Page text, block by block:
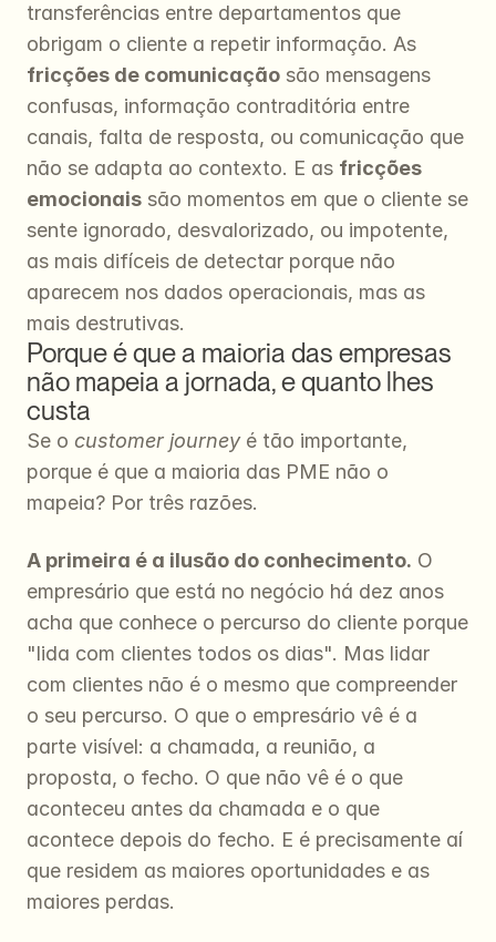
transferências entre departamentos que
fricções de comunicação são mensagens
confusas, informação contraditória entre
canais, falta de resposta, ou comunicação que
não se adapta ao contexto. E as fricções
emocionais são momentos em que o cliente se
sente ignorado, desvalorizado, ou impotente,
as mais difíceis de detectar porque não
aparecem nos dados operacionais, mas as
mais destrutivas.
Porque é que a maioria das empresas
não mapeia a jornada, e quanto lhes
custa
Se o customer journey é tão importante,
porque é que a maioria das PME não o
mapeia? Por três razões.
A primeira é a ilusão do conhecimento. O
empresário que está no negócio há dez anos
acha que conhece o percurso do cliente porque
"lida com clientes todos os dias". Mas lidar
com clientes não é o mesmo que compreender
o seu percurso. O que o empresário vê é a
parte visível: a chamada, a reunião, a
proposta, o fecho. O que não vê é o que
aconteceu antes da chamada e o que
acontece depois do fecho. E é precisamente aí
que residem as maiores oportunidades e as
maiores perdas.